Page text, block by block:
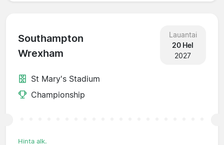
Southampton
Wrexham
Lauantai
20 Hel
2027
St Mary's Stadium
Championship
Hinta alk.